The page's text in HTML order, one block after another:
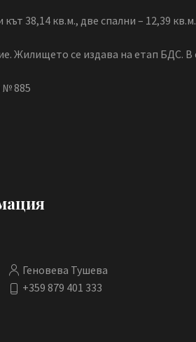
кът 38,14 кв.м., две спални – 12,39
Жилището се издава на етап БДС. В
885
Геновева Тушева
+359 879 401 333